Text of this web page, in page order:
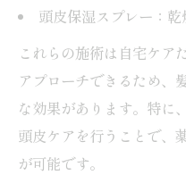
頭皮トラブル
頭皮保湿スプレー：
これらの施術は自宅ケア
アプローチできるため、
な効果があります。特に
頭皮ケアを行うことで、
が可能です。